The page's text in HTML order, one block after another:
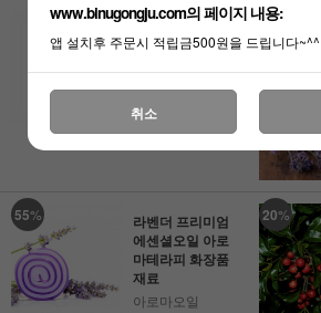
유기농 레몬E.O1
0ml 아로마오일
22,000원
220원 적립
55%
라벤더 프리미엄
에센셜오일 아로
마테라피 화장품
재료
아로마오일
20%
www.binugongju.com의 페이지 내용:
앱 설치후 주문시 적립금500원을 드립니다~^^
취소